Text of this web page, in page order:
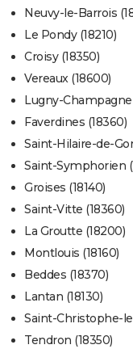
Neuvy-le-Barrois
Le Pondy (18210)
Croisy (18350)
Vereaux (18600)
Lugny-Champagne
Faverdines (18360)
Saint-Hilaire-de-
Saint-Symphorien
Groises (18140)
Saint-Vitte (18360)
La Groutte (18200)
Montlouis (18160)
Beddes (18370)
Lantan (18130)
Saint-Christophe-
Tendron (18350)